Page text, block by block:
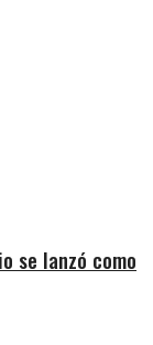
se lanzó como